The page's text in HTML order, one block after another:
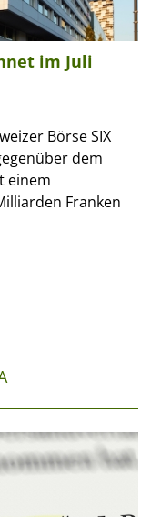
im Juli
Börse SIX
dem
einem
Franken